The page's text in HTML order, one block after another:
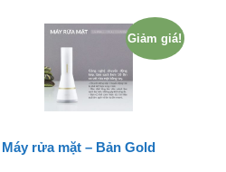
Giảm giá!
Máy rửa mặt – Bản Gold